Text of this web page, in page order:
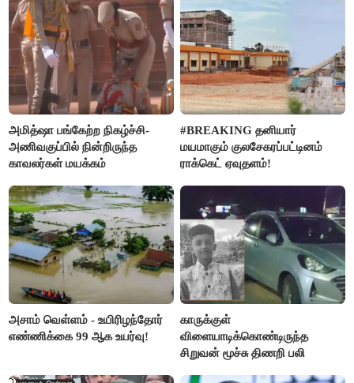
அமித்ஷா பங்கேற்ற நிகழ்ச்சி-
அணிவகுப்பில் நின்றிருந்த
காவலர்கள் மயக்கம்
#BREAKING தனியார்
மயமாகும் குலசேகரப்பட்டினம்
ராக்கெட் ஏவுதளம்!
அசாம் வெள்ளம் - உயிரிழந்தோர்
எண்ணிக்கை 99 ஆக உயர்வு!
காருக்குள்
விளையாடிக்கொண்டிருந்த
சிறுவன் மூச்சு திணறி பலி